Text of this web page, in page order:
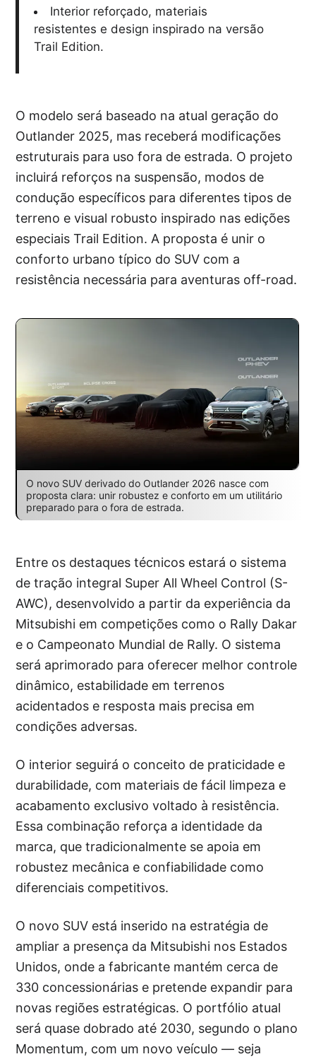
Interior reforçado, materiais
resistentes e design inspirado na versão
Trail Edition.
O modelo será baseado na atual geração do
Outlander 2025, mas receberá modificações
estruturais para uso fora de estrada. O projeto
incluirá reforços na suspensão, modos de
condução específicos para diferentes tipos de
terreno e visual robusto inspirado nas edições
especiais Trail Edition. A proposta é unir o
conforto urbano típico do SUV com a
resistência necessária para aventuras off-road.
O novo SUV derivado do Outlander 2026 nasce com
proposta clara: unir robustez e conforto em um utilitário
preparado para o fora de estrada.
Entre os destaques técnicos estará o sistema
de tração integral Super All Wheel Control (S-
AWC), desenvolvido a partir da experiência da
Mitsubishi em competições como o Rally Dakar
e o Campeonato Mundial de Rally. O sistema
será aprimorado para oferecer melhor controle
dinâmico, estabilidade em terrenos
acidentados e resposta mais precisa em
condições adversas.
O interior seguirá o conceito de praticidade e
durabilidade, com materiais de fácil limpeza e
acabamento exclusivo voltado à resistência.
Essa combinação reforça a identidade da
marca, que tradicionalmente se apoia em
robustez mecânica e confiabilidade como
diferenciais competitivos.
O novo SUV está inserido na estratégia de
ampliar a presença da Mitsubishi nos Estados
Unidos, onde a fabricante mantém cerca de
330 concessionárias e pretende expandir para
novas regiões estratégicas. O portfólio atual
será quase dobrado até 2030, segundo o plano
Momentum, com um novo veículo — seja